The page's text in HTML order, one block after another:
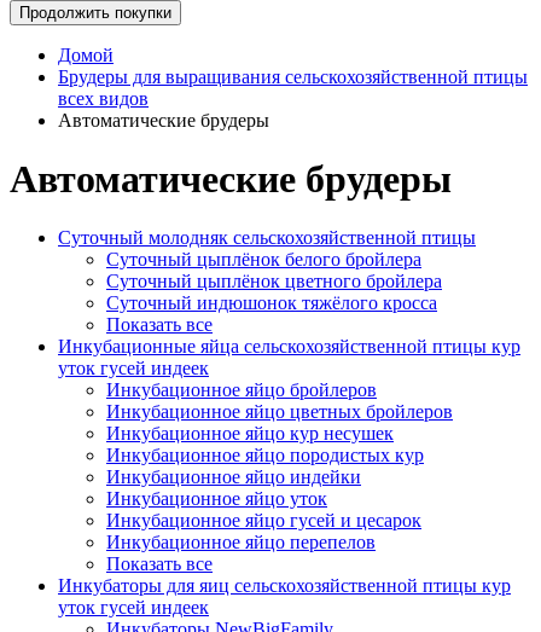
Продолжить покупки
Домой
Брудеры для выращивания сельскохозяйственной птицы
всех видов
Автоматические брудеры
Автоматические брудеры
Суточный молодняк сельскохозяйственной птицы
Суточный цыплёнок белого бройлера
Суточный цыплёнок цветного бройлера
Суточный индюшонок тяжёлого кросса
Показать все
Инкубационные яйца сельскохозяйственной птицы кур
уток гусей индеек
Инкубационное яйцо бройлеров
Инкубационное яйцо цветных бройлеров
Инкубационное яйцо кур несушек
Инкубационное яйцо породистых кур
Инкубационное яйцо индейки
Инкубационное яйцо уток
Инкубационное яйцо гусей и цесарок
Инкубационное яйцо перепелов
Показать все
Инкубаторы для яиц сельскохозяйственной птицы кур
уток гусей индеек